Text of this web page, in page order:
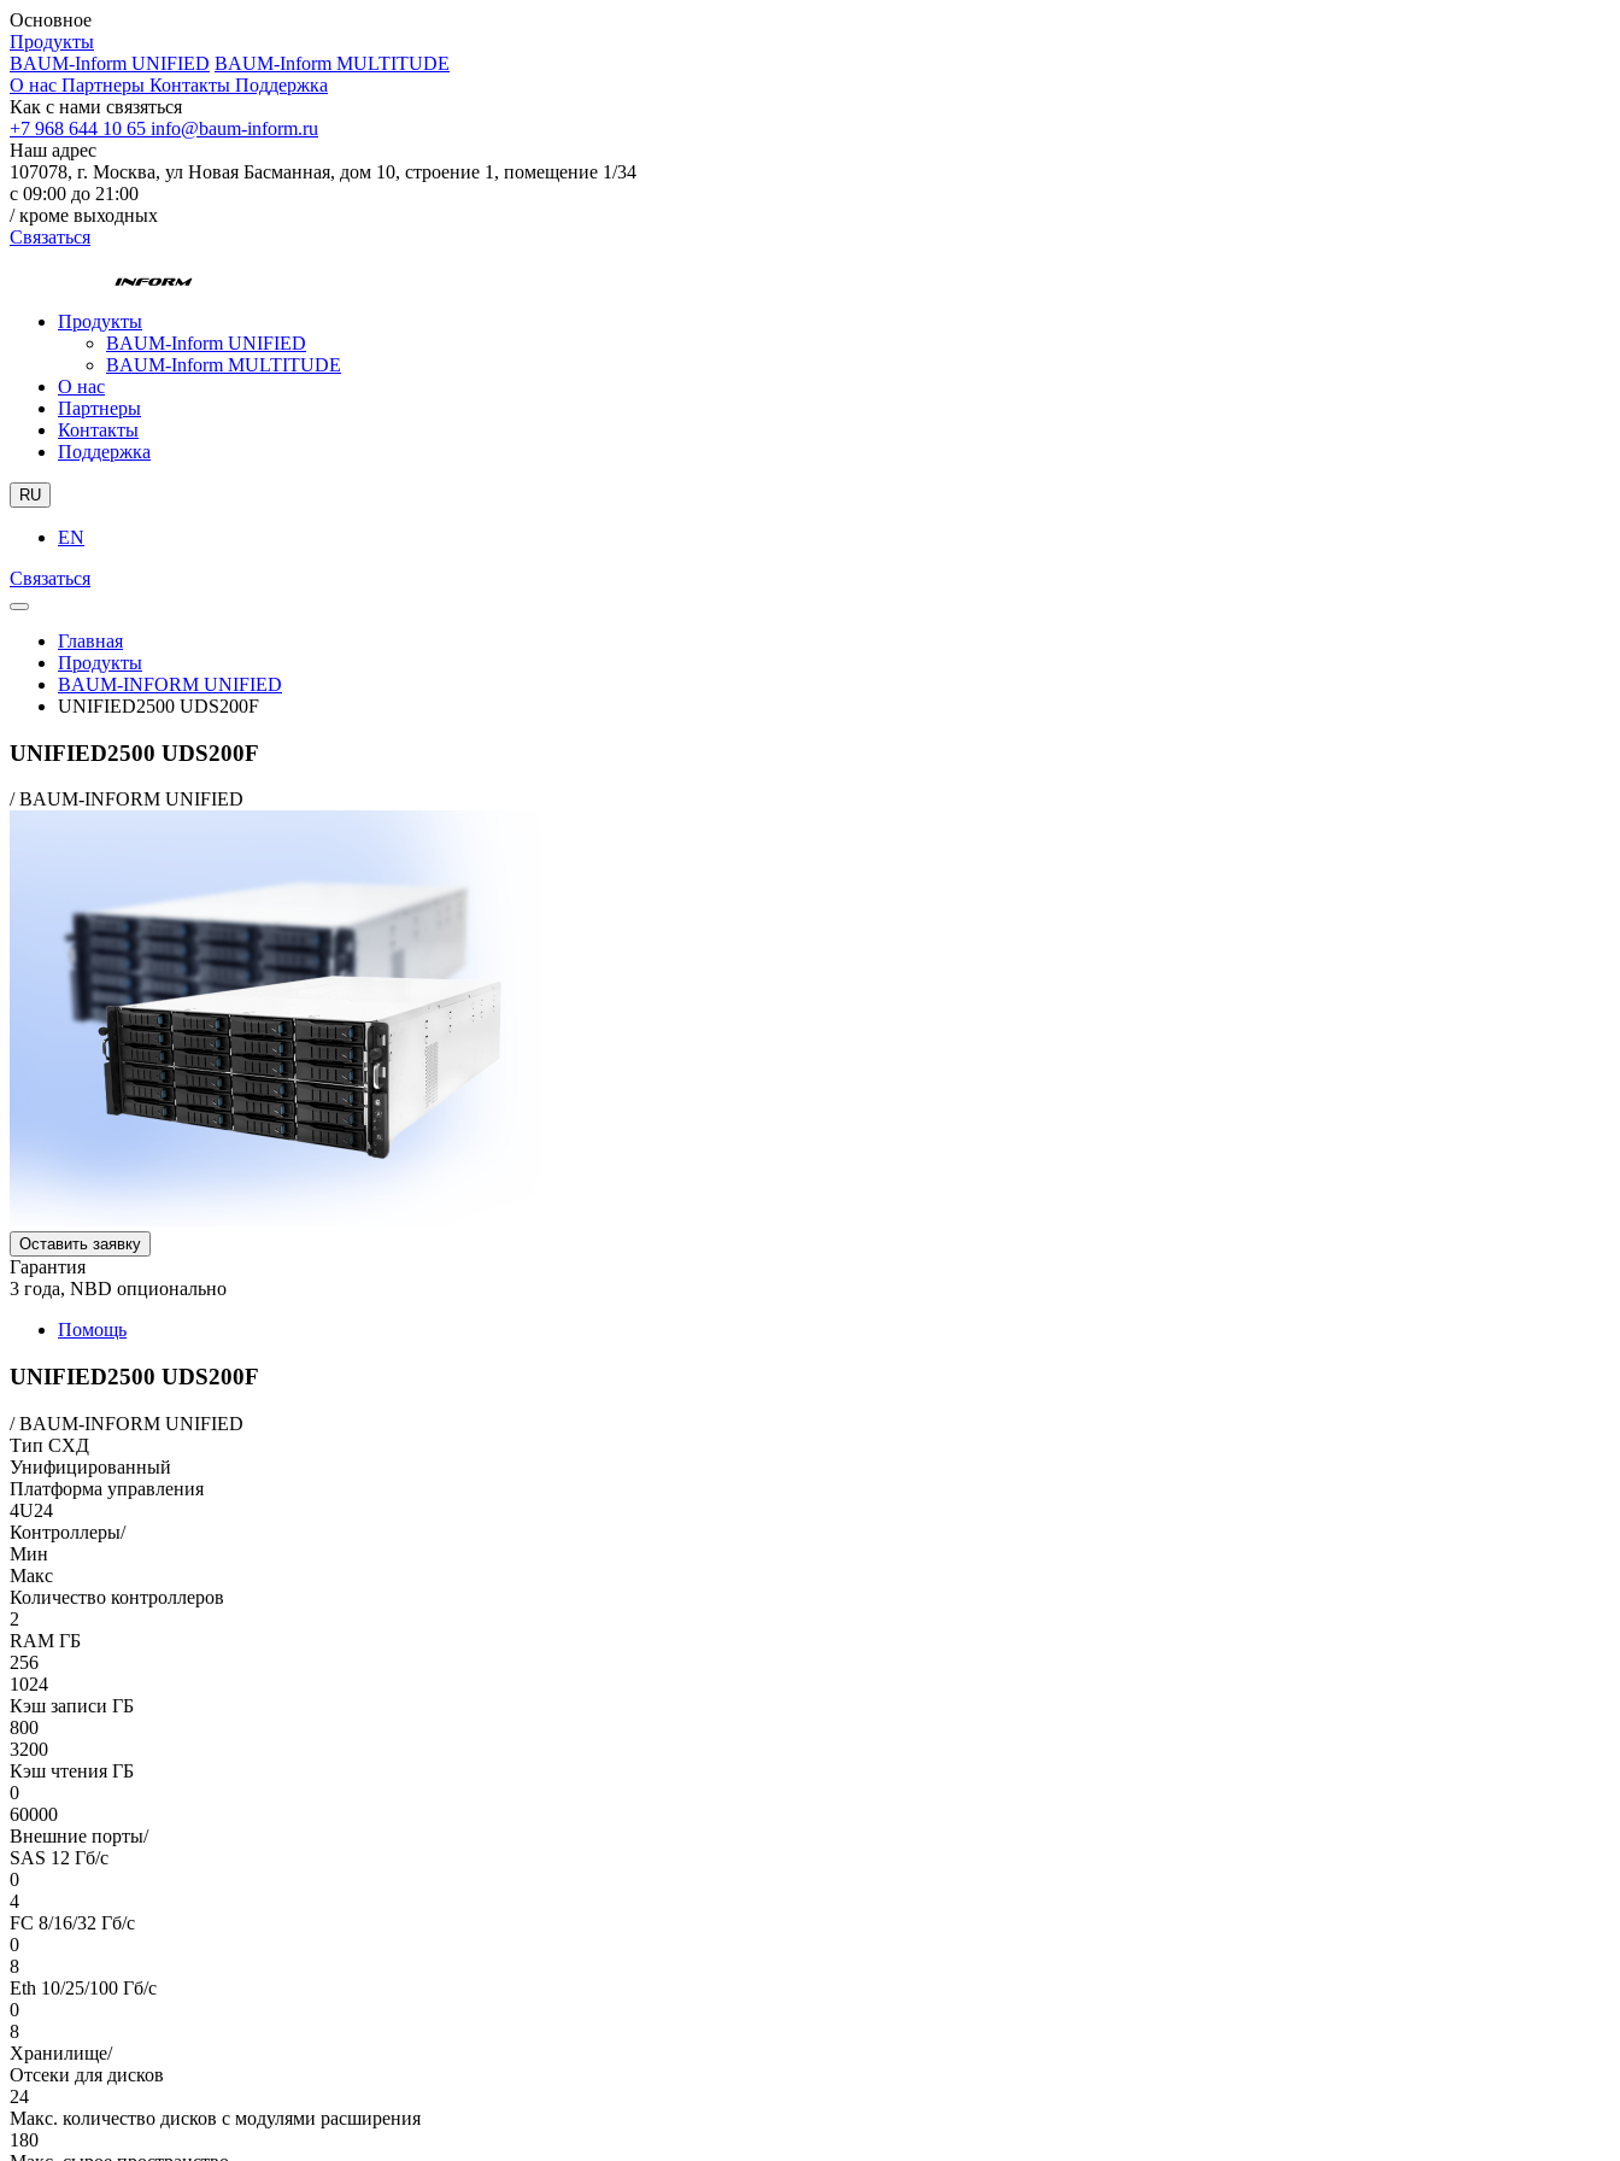
Основное
Продукты
BAUM-Inform UNIFIED BAUM-Inform MULTITUDE
О нас Партнеры Контакты Поддержка
Как с нами связяться
+7 968 644 10 65 info@baum-inform.ru
Наш адрес
107078, г. Москва, ул Новая Басманная, дом 10, строение 1, помещение 1/34
с 09:00 до 21:00
/ кроме выходных
Связаться
Продукты
BAUM-Inform UNIFIED
BAUM-Inform MULTITUDE
О нас
Партнеры
Контакты
Поддержка
RU
EN
Связаться
Главная
Продукты
BAUM-INFORM UNIFIED
UNIFIED2500 UDS200F
UNIFIED2500 UDS200F
/BAUM-INFORM UNIFIED
Оставить заявку
Гарантия
3 года, NBD опционально
Помощь
UNIFIED2500 UDS200F
/BAUM-INFORM UNIFIED
Тип СХД
Унифицированный
Платформа управления
4U24
Контроллеры/
Мин
Макс
Количество контроллеров
2
RAM ГБ
256
1024
Кэш записи ГБ
800
3200
Кэш чтения ГБ
0
60000
Внешние порты/
SAS 12 Гб/c
0
4
FC 8/16/32 Гб/c
0
8
Eth 10/25/100 Гб/c
0
8
Хранилище/
Отсеки для дисков
24
Макс. количество дисков с модулями расширения
180